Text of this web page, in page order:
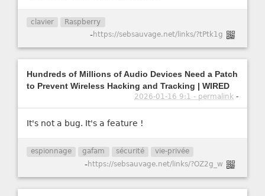
clavier Raspberry
-https://sebsauvage.net/links/?tPtk1g
Hundreds of Millions of Audio Devices Need a Patch
to Prevent Wireless Hacking and Tracking | WIRED
2026-01-16 9:1 - permalink -
It's not a bug. It's a feature !
espionnage gafam sécurité vie-privée
-https://sebsauvage.net/links/?OZ2g_w